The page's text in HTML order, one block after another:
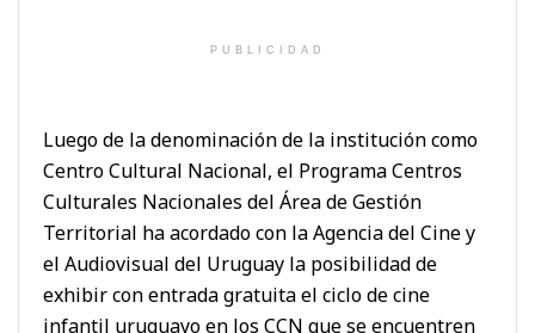
PUBLICIDAD
Luego de la denominación de la institución como
Centro Cultural Nacional, el Programa Centros
Culturales Nacionales del Área de Gestión
Territorial ha acordado con la Agencia del Cine y
el Audiovisual del Uruguay la posibilidad de
exhibir con entrada gratuita el ciclo de cine
infantil uruguayo en los CCN que se encuentren